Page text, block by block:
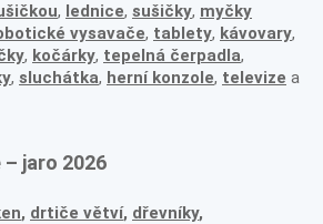
, lednice, sušičky, myčky
vysavače, tablety, kávovary,
, kočárky, tepelná čerpadla,
, sluchátka, herní konzole, televize a
jaro 2026
, drtiče větví, dřevníky,